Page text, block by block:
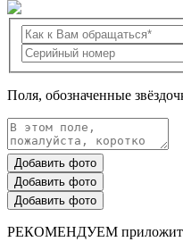
Поля, обозначенные
Добавить фото
Добавить фото
Добавить фото
РЕКОМЕНДУЕМ приложить